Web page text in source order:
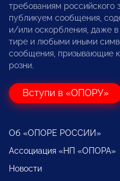
требованиям российского
публикуем сообщения,
и/или оскорбления, даже в
тире и любыми иными
сообщения, призывающие
розни.
Вступи в «ОПОРУ»
Об «ОПОРЕ РОССИИ»
Ассоциация «НП «ОПОРА»
Новости